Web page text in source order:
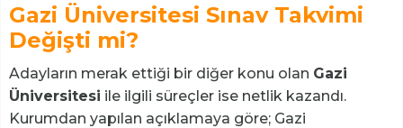
Gazi Üniversitesi Sınav Takvimi
Değişti mi?
Adayların merak ettiği bir diğer konu olan Gazi
Üniversitesi ile ilgili süreçler ise netlik kazandı.
Kurumdan yapılan açıklamaya göre; Gazi